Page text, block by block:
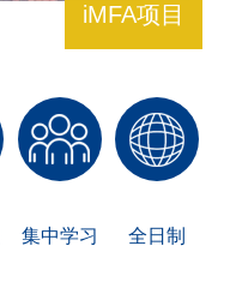
iMFA项目
集中学习 全日制